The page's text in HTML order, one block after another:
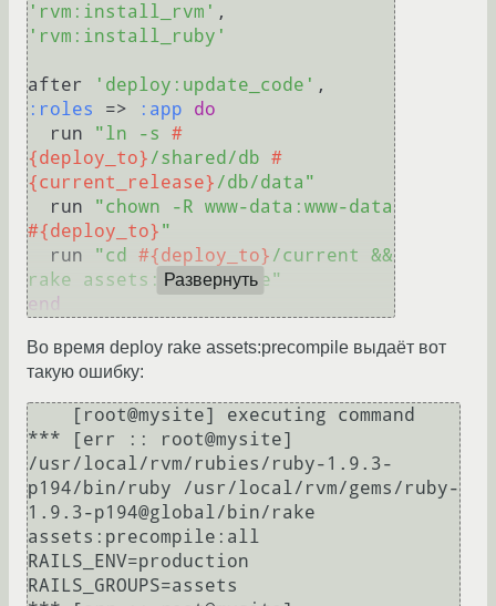
'rvm:install_rvm'
'rvm:install_ruby'
after 'deploy:update_code'
:roles
=> :app
do
  run
"ln -s #
{deploy_to} /shared/db #
{current_release} /db/data"
  run
"chown -R www-data:www-data
#{deploy_to} "
  run
"cd #{deploy_to} /current &&
rake assets:precompile"
end
Развернуть
Во время deploy rake assets:precompile выдаёт вот
такую ошибку:
*** [err :: root@mysite]
/usr/local/rvm/rubies/ruby-1.9.3-
p194/bin/ruby /usr/local/rvm/gems/ruby-
1.9.3-p194@global/bin/rake
assets:precompile:all
RAILS_ENV=production
RAILS_GROUPS=assets